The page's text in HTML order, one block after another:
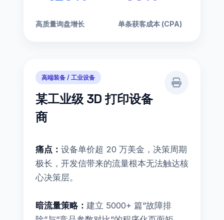
高质量询盘增长 单条获客成本 (CPA)
高端装备 / 工业设备
某工业级 3D 打印设备
商
痛点： 设备单价超 20 万美金，决策周期
极长，开发信带来的流量根本无法触达核
心决策层。
暗流量策略： 建立 5000+ 篇”故障排